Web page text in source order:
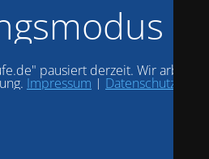
pausiert derzeit. Wir arbeiten
Impressum | Datenschutz